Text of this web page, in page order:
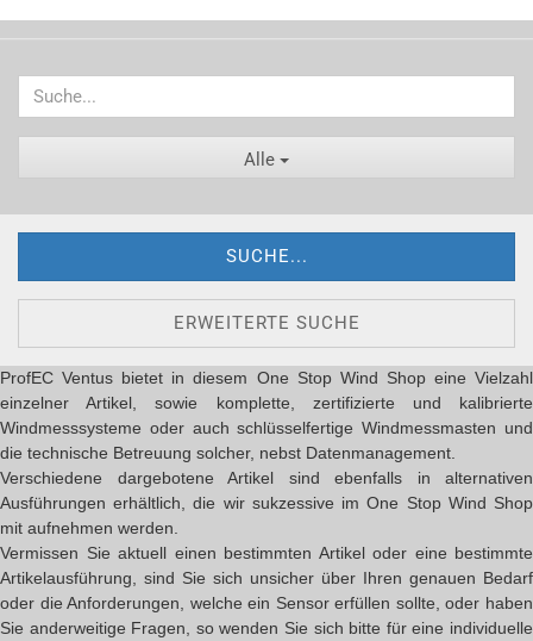
Alle
SUCHE...
ERWEITERTE SUCHE
ProfEC Ventus bietet in diesem One Stop Wind Shop eine Vielzahl
einzelner Artikel, sowie komplette, zertifizierte und kalibrierte
Windmesssysteme oder auch schlüsselfertige Windmessmasten und
die technische Betreuung solcher, nebst Datenmanagement.
Verschiedene dargebotene Artikel sind ebenfalls in alternativen
Ausführungen erhältlich, die wir sukzessive im One Stop Wind Shop
mit aufnehmen werden.
Vermissen Sie aktuell einen bestimmten Artikel oder eine bestimmte
Artikelausführung, sind Sie sich unsicher über Ihren genauen Bedarf
oder die Anforderungen, welche ein Sensor erfüllen sollte, oder haben
Sie anderweitige Fragen, so wenden Sie sich bitte für eine individuelle